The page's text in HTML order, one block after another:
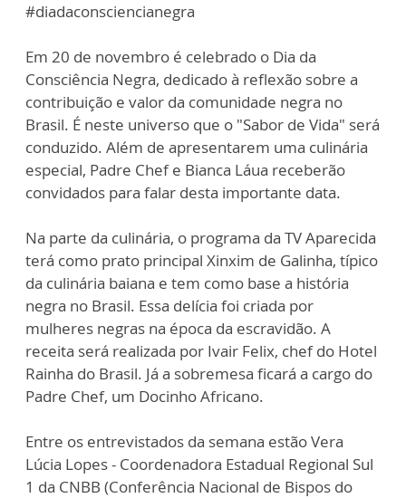
#diadaconsciencianegra
Em 20 de novembro é celebrado o Dia da
Consciência Negra, dedicado à reflexão sobre a
contribuição e valor da comunidade negra no
Brasil. É neste universo que o "Sabor de Vida" será
conduzido. Além de apresentarem uma culinária
especial, Padre Chef e Bianca Láua receberão
convidados para falar desta importante data.
Na parte da culinária, o programa da TV Aparecida
terá como prato principal Xinxim de Galinha, típico
da culinária baiana e tem como base a história
negra no Brasil. Essa delícia foi criada por
mulheres negras na época da escravidão. A
receita será realizada por Ivair Felix, chef do Hotel
Rainha do Brasil. Já a sobremesa ficará a cargo do
Padre Chef, um Docinho Africano.
Entre os entrevistados da semana estão Vera
Lúcia Lopes - Coordenadora Estadual Regional Sul
1 da CNBB (Conferência Nacional de Bispos do